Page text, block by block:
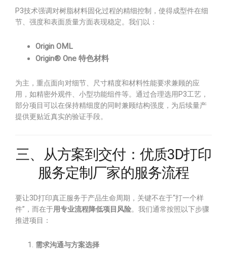
P3技术强调对树脂材料固化过程的精细控制，使得成型件在细
节、强度和表面质量方面表现稳定。我们以：
Origin OML
Origin® One 特色材料
为主，重点面向对细节、尺寸精度和材料性能要求兼顾的应
用，如精密外观件、小型功能组件等。通过合理选用P3工艺，
部分项目可以在保持精细度的同时兼顾结构强度，为后续量产
提供更贴近真实的验证手段。
三、从方案到交付：优质3D打印
服务定制厂家的服务流程
要让3D打印真正服务于产品生命周期，关键不在于“打一个样
件”，而在于用专业流程降低项目风险。我们通常按照以下步骤
推进项目：
需求沟通与方案选择